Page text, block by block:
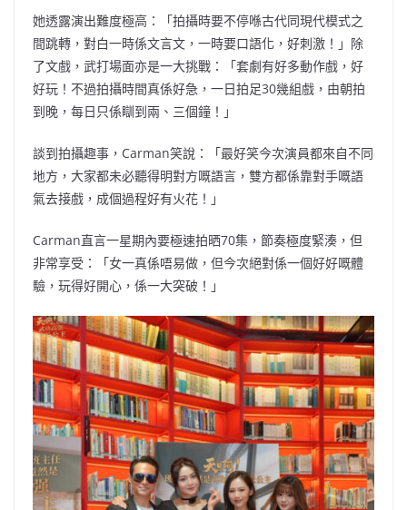
她透露演出難度極高：「拍攝時要不停喺古代同現代模式之
間跳轉，對白一時係文言文，一時要口語化，好刺激！」除
了文戲，武打場面亦是一大挑戰：「套劇有好多動作戲，好
好玩！不過拍攝時間真係好急，一日拍足30幾組戲，由朝拍
到晚，每日只係瞓到兩、三個鐘！」
談到拍攝趣事，Carman笑說：「最好笑今次演員都來自不同
地方，大家都未必聽得明對方嘅語言，雙方都係靠對手嘅語
氣去接戲，成個過程好有火花！」
Carman直言一星期內要極速拍晒70集，節奏極度緊湊，但
非常享受：「女一真係唔易做，但今次絕對係一個好好嘅體
驗，玩得好開心，係一大突破！」